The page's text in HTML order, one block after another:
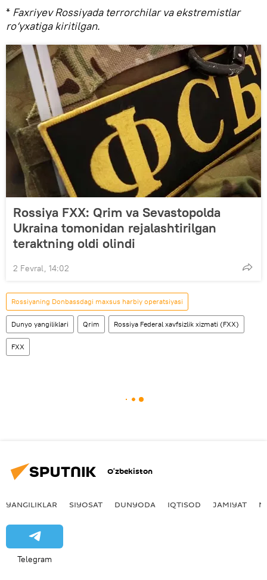
* Faxriyev Rossiyada terrorchilar va ekstremistlar
ro‘yxatiga kiritilgan.
Rossiya FXX: Qrim va Sevastopolda
Ukraina tomonidan rejalashtirilgan
teraktning oldi olindi
2 Fevral, 14:02
Rossiyaning Donbassdagi maxsus harbiy operatsiyasi
Dunyo yangiliklari Qrim Rossiya Federal xavfsizlik xizmati (FXX)
FXX
O‘zbekiston
YANGILIKLAR SIYOSAT DUNYODA IQTISOD JAMIYAT
Telegram